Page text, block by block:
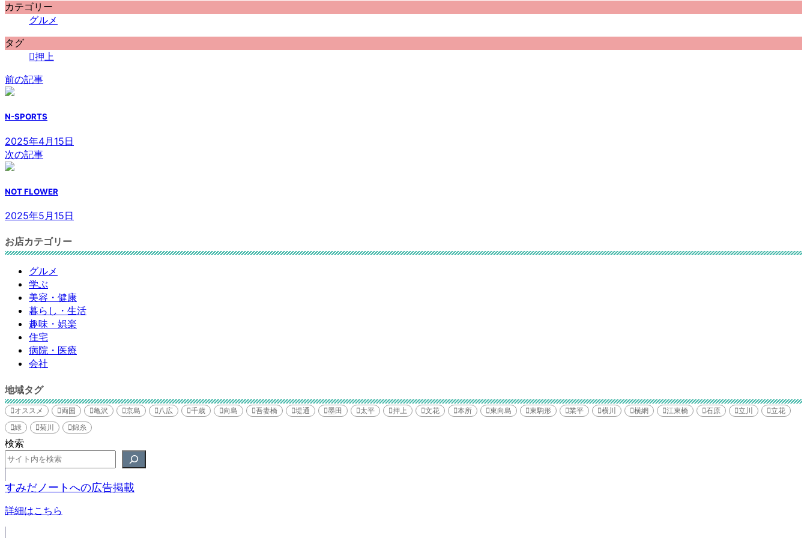
カテゴリー
グルメ
タグ
押上
前の記事
N-SPORTS
2025年4月15日
次の記事
NOT FLOWER
2025年5月15日
お店カテゴリー
グルメ
学ぶ
美容・健康
暮らし・生活
趣味・娯楽
住宅
病院・医療
会社
地域タグ
オススメ 両国 亀沢 京島 八広 千歳 向島 吾妻橋 堤通 墨田 太平 押上 文花 本所 東向島 東駒形 業平 横川 横網 江東橋 石原 立川
立花
緑
菊川 錦糸
検索
すみだノートへの広告掲載
詳細はこちら